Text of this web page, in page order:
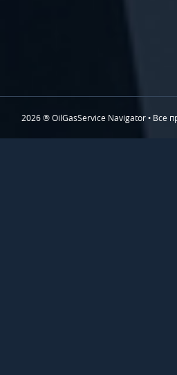
2026 ® OilGasService Navigator • Все